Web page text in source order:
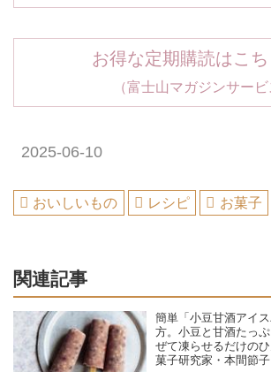
お得な定期購読はこ
（富士山マガジンサービ
2025-06-10
おいしいもの レシピ お菓子
関連記事
簡単「小豆甘酒アイ
方。小豆と甘酒たっ
ぜて凍らせるだけの
菓子研究家・本間節